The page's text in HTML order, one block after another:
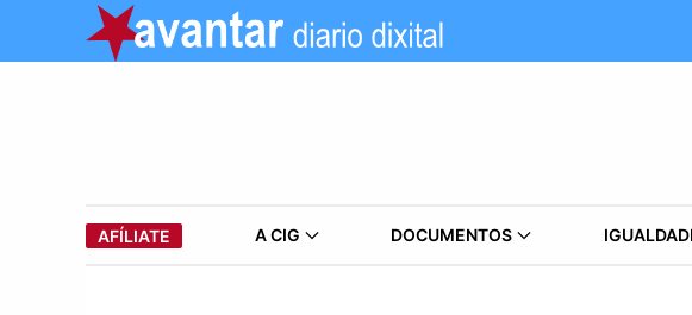
AFÍLIATE A CIG DOCUMENTOS